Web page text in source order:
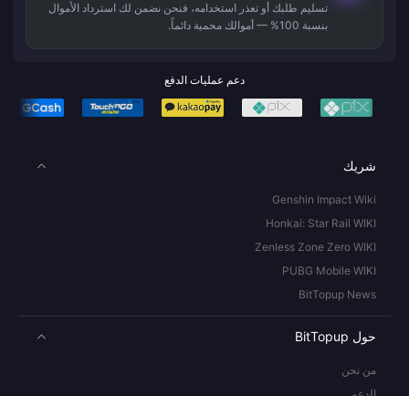
تسليم طلبك أو تعذر استخدامه، فنحن نضمن لك استرداد الأموال
بنسبة 100% — أموالك محمية دائماً.
دعم عمليات الدفع
شريك
Genshin Impact Wiki
Honkai: Star Rail WIKI
Zenless Zone Zero WIKI
PUBG Mobile WIKI
BitTopup News
حول BitTopup
من نحن